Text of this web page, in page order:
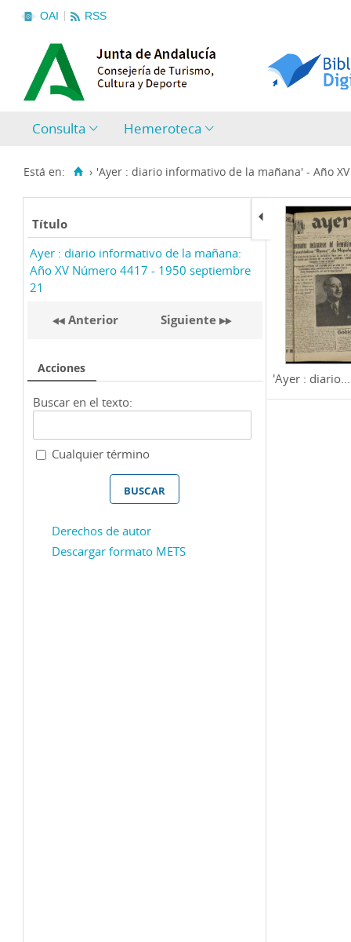
OAI RSS
Consulta Hemeroteca
Está en: › 'Ayer : diario informativo de la mañana' - Año
Título
Ayer : diario informativo de la mañana:
Año XV Número 4417 - 1950 septiembre
21
Anterior Siguiente
Acciones
Buscar en el texto:
Cualquier término
Derechos de autor
Descargar formato METS
'Ayer : diario...